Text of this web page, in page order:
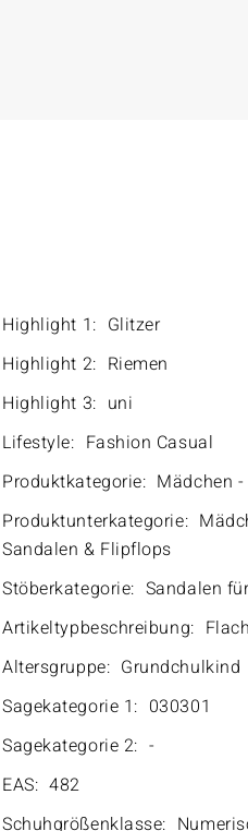
Highlight 1: Glitzer
Highlight 2: Riemen
Highlight 3: uni
Lifestyle: Fashion Casual
Produktkategorie: Mädchen
Produktunterkategorie:
Sandalen & Flipflops
Stöberkategorie: Sandalen
Artikeltypbeschreibung:
Altersgruppe: Grundchulkind
Sagekategorie 1: 030301
Sagekategorie 2: -
EAS: 482
Schuhgrößenklasse: